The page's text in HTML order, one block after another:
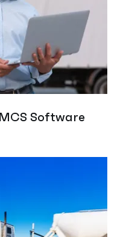
Software